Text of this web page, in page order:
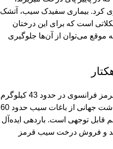
کرد. بیماری سفیدک سیب، آتشک
است که برای این درختان
موقع می‌توان از آن‌ها جلوگیری
به طور متوسط، هر درخت سیب قرمز فرانسوی در حدود 43 کیلوگرم
محصول ارائه می‌دهد. متوسط برداشت جهانی از باغات سیب حدود 60
رقم قابل توجهی است. باردهی ایده‌آل
و فروش درخت سیب قرمز